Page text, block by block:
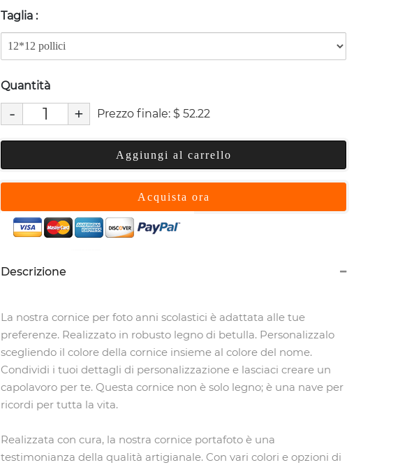
Taglia :
Quantità
- + Prezzo finale: $ 52.22
Aggiungi al carrello
Acquista ora
Descrizione
La nostra cornice per foto anni scolastici è adattata alle tue
preferenze. Realizzato in robusto legno di betulla. Personalizzalo
scegliendo il colore della cornice insieme al colore del nome.
Condividi i tuoi dettagli di personalizzazione e lasciaci creare un
capolavoro per te. Questa cornice non è solo legno; è una nave per
ricordi per tutta la vita.
Realizzata con cura, la nostra cornice portafoto è una
testimonianza della qualità artigianale. Con vari colori e opzioni di